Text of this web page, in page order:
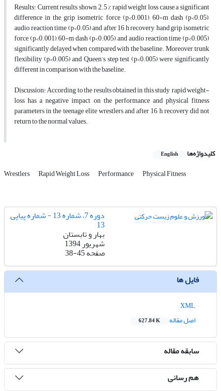
Results: Current results shown 2.5 % rapid weight loss cause a significant
difference in the grip isometric force (p<0.001), 60-m dash (p<0.05),
audio reaction time (p<0.05) and after 16 h recovery, hand grip isometric
force (p<0.001), 60-m dash (p<0.005), and audio reaction time (p<0.005)
significantly delayed when compared with the baseline. Moreover, trunk
flexibility (p<0.005) and Queen’s step test (p<0.005) were significantly
different in comparison with the baseline.
Discussion: According to the results obtained in this study, rapid weight-
loss has a negative impact on the performance and physical fitness
parameters in the teenage elite wrestlers and after 16 h recovery did not
return to the normal values.
کلیدواژه‌ها English
Wrestlers Rapid Weight Loss Performance Physical Fitness
دوره 7، شماره 13 - شماره پیاپی
13
بهار و تابستان
شهریور 1394
صفحه38-45
فایل ها
اصل مقاله
627.84 K
سابقه مقاله
هم رسانی